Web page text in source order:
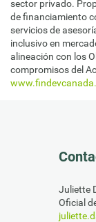
sector privado.
de financiamiento
servicios de
inclusivo en
alineación con los
compromisos del
Juliette
Oficial